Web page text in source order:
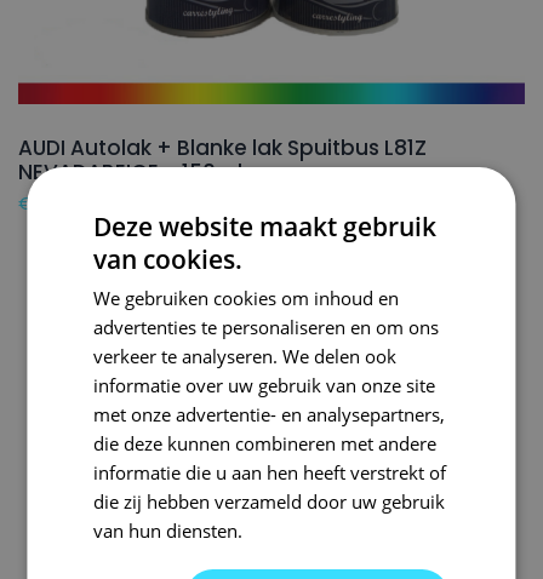
AUDI Autolak + Blanke lak Spuitbus L81Z
NEVADABEIGE – 150ml
€
Deze website maakt gebruik
van cookies.
We gebruiken cookies om inhoud en
advertenties te personaliseren en om ons
verkeer te analyseren. We delen ook
informatie over uw gebruik van onze site
met onze advertentie- en analysepartners,
die deze kunnen combineren met andere
informatie die u aan hen heeft verstrekt of
die zij hebben verzameld door uw gebruik
van hun diensten.